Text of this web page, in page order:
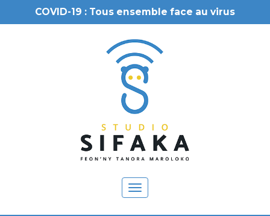
COVID-19 : Tous ensemble face au virus
Toggle
navigation